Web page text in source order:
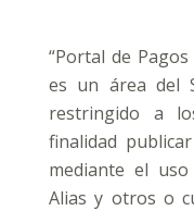
“Portal de Pagos
es un área del
restringido a
finalidad
mediante el
Alias y otros o